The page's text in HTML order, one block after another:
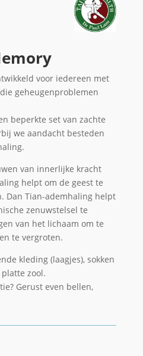
voor iedereen met
geheugenproblemen
beperkte set van zachte
we aandacht besteden
van innerlijke kracht
helpt om de geest te
Dan Tian-ademhaling helpt
zenuwstelsel te
van het lichaam om te
te vergroten.
kleding (laagjes), sokken
zool.
Gerust even bellen,